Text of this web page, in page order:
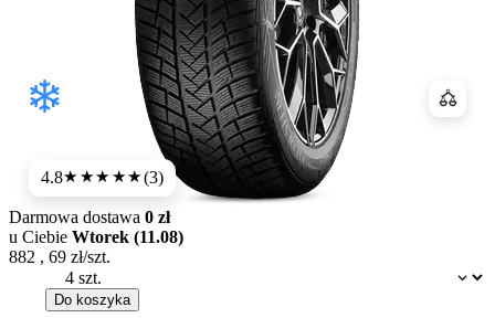
4.8★★★★★(3)
Dostępność:
Darmowa dostawa 0 zł
u Ciebie Wtorek (11.08)
882 , 69 zł/szt.
Do koszyka